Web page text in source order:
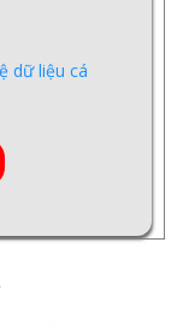
dữ liệu cá